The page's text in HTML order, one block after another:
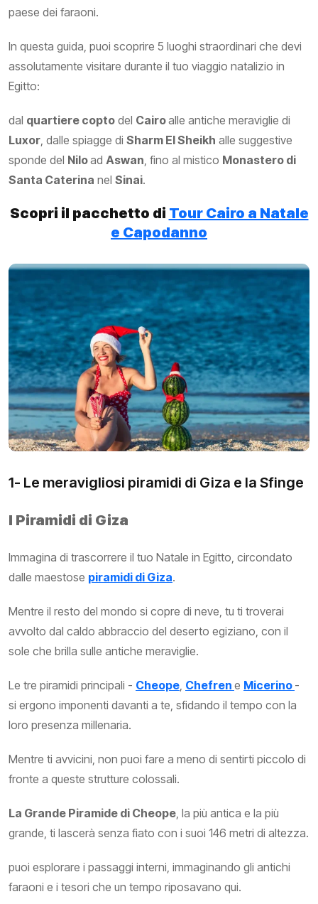
paese dei faraoni.
In questa guida, puoi scoprire 5 luoghi straordinari che devi
assolutamente visitare durante il tuo viaggio natalizio in
Egitto:
dal quartiere copto del Cairoalle antiche meraviglie di
Luxor, dalle spiagge di Sharm El Sheikh alle suggestive
sponde del Niload Aswan, fino al mistico Monastero di
Santa Caterina nel Sinai.
Scopri il pacchetto di Tour Cairo a Natale
e Capodanno
1- Le meravigliosi piramidi di Giza e la Sfinge
I Piramidi di Giza
Immagina di trascorrere il tuo Natale in Egitto, circondato
dalle maestose piramidi di Giza.
Mentre il resto del mondo si copre di neve, tu ti troverai
avvolto dal caldo abbraccio del deserto egiziano, con il
sole che brilla sulle antiche meraviglie.
Le tre piramidi principali - Cheope Chefren e Micerino -
si ergono imponenti davanti a te, sfidando il tempo con la
loro presenza millenaria.
Mentre ti avvicini, non puoi fare a meno di sentirti piccolo di
fronte a queste strutture colossali.
La Grande Piramide di Cheope , la più antica e la più
grande, ti lascerà senza fiato con i suoi 146 metri di altezza.
puoi esplorare i passaggi interni, immaginando gli antichi
faraoni e i tesori che un tempo riposavano qui.